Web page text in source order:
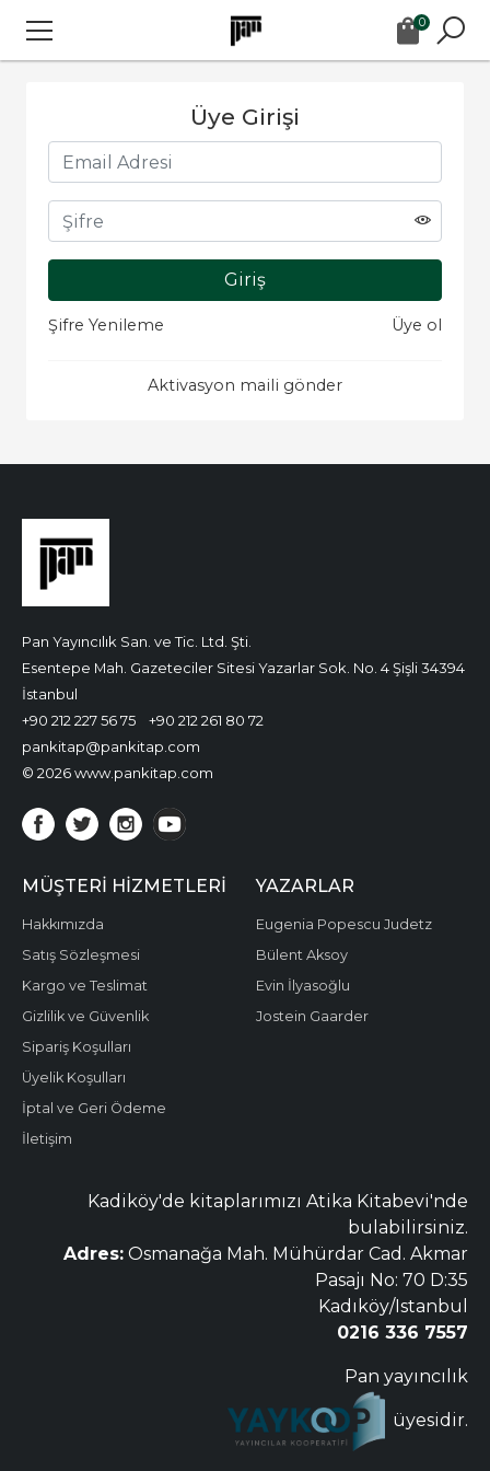
0
Üye Girişi
Şifre Yenileme Üye ol
Aktivasyon maili gönder
Pan Yayıncılık San. ve Tic. Ltd. Şti.
Esentepe Mah. Gazeteciler Sitesi Yazarlar Sok. No. 4 Şişli 34394
İstanbul
+90 212 227 56 75
+90 212 261 80 72
pankitap@pankitap.com
© 2026 www.pankitap.com
MÜŞTERI HIZMETLERI
Hakkımızda
Satış Sözleşmesi
Kargo ve Teslimat
Gizlilik ve Güvenlik
Sipariş Koşulları
Üyelik Koşulları
İptal ve Geri Ödeme
İletişim
YAZARLAR
Eugenia Popescu Judetz
Bülent Aksoy
Evin İlyasoğlu
Jostein Gaarder
Kadiköy'de kitaplarımızı Atika Kitabevi'nde
bulabilirsiniz.
Adres: Osmanağa Mah. Mühürdar Cad. Akmar
Pasajı No: 70 D:35
Kadıköy/Istanbul
0216 336 7557
Pan yayıncılık
üyesidir.